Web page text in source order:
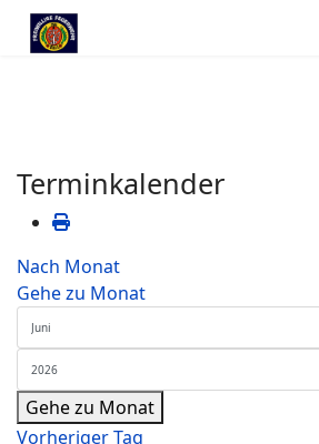
Terminkalender
Nach Monat
Gehe zu Monat
Gehe zu Monat
Vorheriger Tag